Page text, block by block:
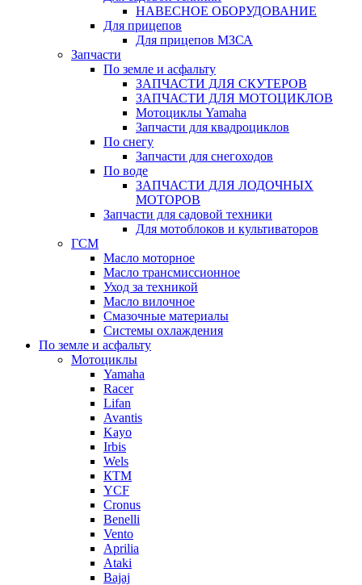
НАВЕСНОЕ ОБОРУДОВАНИЕ
Для прицепов
Для прицепов МЗСА
Запчасти
По земле и асфальту
ЗАПЧАСТИ ДЛЯ СКУТЕРОВ
ЗАПЧАСТИ ДЛЯ МОТОЦИКЛОВ
Мотоциклы Yamaha
Запчасти для квадроциклов
По снегу
Запчасти для снегоходов
По воде
ЗАПЧАСТИ ДЛЯ ЛОДОЧНЫХ
МОТОРОВ
Запчасти для садовой техники
Для мотоблоков и культиваторов
ГСМ
Масло моторное
Масло трансмиссионное
Уход за техникой
Масло вилочное
Смазочные материалы
Системы охлаждения
По земле и асфальту
Мотоциклы
Yamaha
Racer
Lifan
Avantis
Kayo
Irbis
Wels
КТМ
YCF
Cronus
Benelli
Vento
Aprilia
Ataki
Bajaj